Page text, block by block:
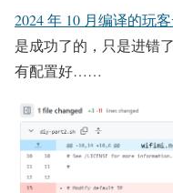
2024 年 10 月编译的玩
是成功了的，只是进错
有配置好……